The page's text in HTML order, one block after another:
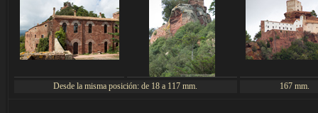
Desde la misma posición: de 18 a 117 mm. 167 mm.